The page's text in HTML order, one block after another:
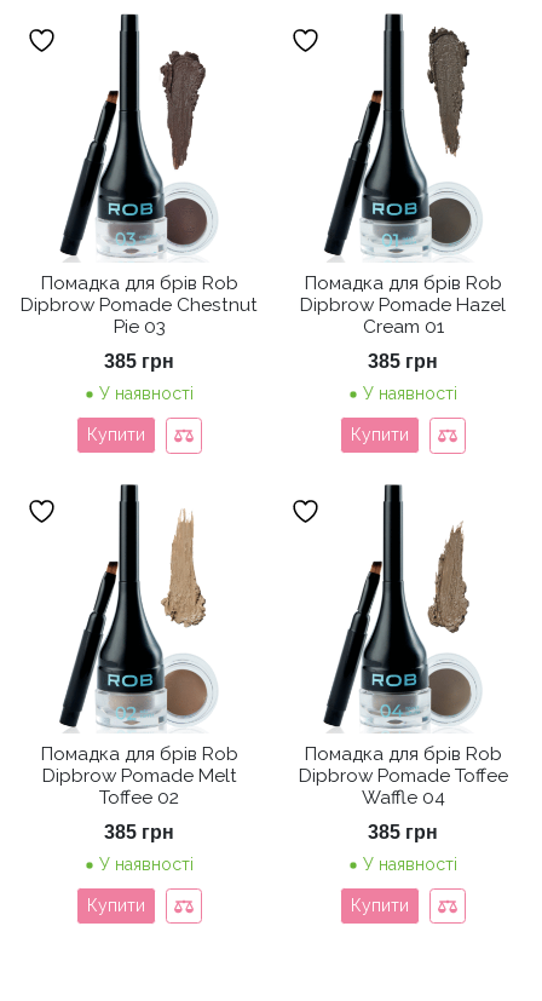
Помадка для брів Rob
Dipbrow Pomade Chestnut
Pie 03
385 грн
У наявності
Купити
Помадка для брів Rob
Dipbrow Pomade Hazel
Cream 01
385 грн
У наявності
Купити
Помадка для брів Rob
Dipbrow Pomade Melt
Toffee 02
385 грн
У наявності
Купити
Помадка для брів Rob
Dipbrow Pomade Toffee
Waffle 04
385 грн
У наявності
Купити